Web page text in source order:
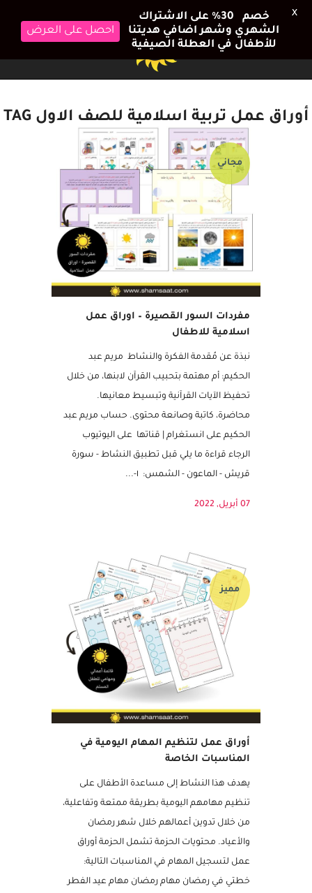
أوراق عمل تربية اسلامية للصف الاول TAG
مفردات السور القصيرة – اوراق عمل
اسلامية للاطفال
مجاني
نبذة عن مُقدمة الفكرة والنشاط مريم عبد
الحكيم: أم مهتمة بتحبيب القرآن لابنها، من خلال
تحفيظ الآيات القرآنية وتبسيط معانيها.
محاضرة، كاتبة وصانعة محتوى. حساب مريم عبد
الحكيم على انستغرام | قناتها على اليوتيوب
الرجاء قراءة ما يلي قبل تطبيق النشاط - سورة
قريش - الماعون - الشمس: ١-...
أوراق عمل لتنظيم المهام اليومية في
المناسبات الخاصة
مميز
يهدف هذا النشاط إلى مساعدة الأطفال على
تنظيم مهامهم اليومية بطريقة ممتعة وتفاعلية،
من خلال تدوين أعمالهم خلال شهر رمضان
والأعياد. محتويات الحزمة تشمل الحزمة أوراق
عمل لتسجيل المهام في المناسبات التالية:
خصم 30٪ على الاشتراك
الشهري وشهر اضافي هديتنا
للأطفال في العطلة الصيفية
احصل على العرض
X